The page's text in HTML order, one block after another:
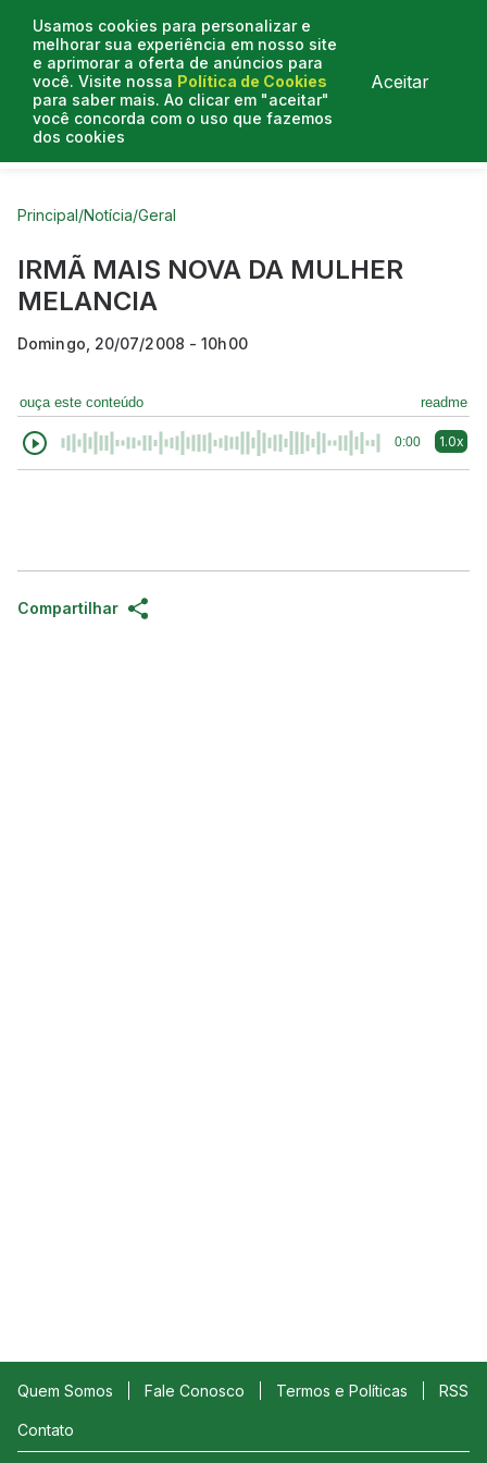
Usamos cookies para personalizar e
melhorar sua experiência em nosso site
e aprimorar a oferta de anúncios para
você. Visite nossa Política de Cookies
para saber mais. Ao clicar em "aceitar"
você concorda com o uso que fazemos
dos cookies
Aceitar
Curtas do Poder
Principal/Notícia/Geral
IRMÃ MAIS NOVA DA MULHER
MELANCIA
Domingo, 20/07/2008 - 10h00
ouça este conteúdo readme
0:00 1.0x
Compartilhar
Quem Somos Fale Conosco Termos e Políticas RSS
Contato